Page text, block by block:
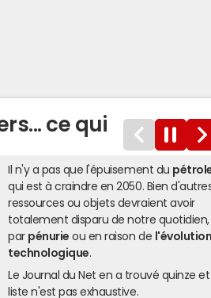
ce qui
Il n'y a pas que l'épuisement du
qui est à craindre en 2050. Bien
ressources ou objets devraient avoir
totalement disparu de notre quotidien,
par pénurie ou en raison de l'évolution
technologique.
Le Journal du Net en a trouvé quinze et
liste n'est pas exhaustive.